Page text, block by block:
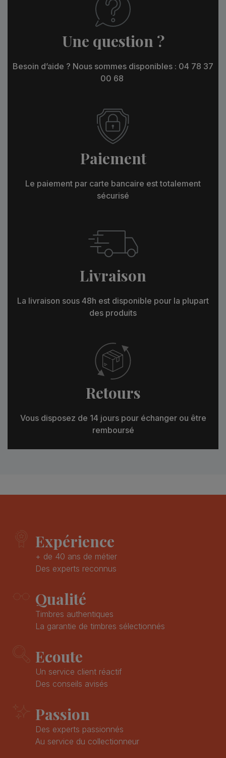
Une question ?
Besoin d’aide ? Nous sommes disponibles : 04 78 37
00 68
Paiement
Le paiement par carte bancaire est totalement
sécurisé
Livraison
La livraison sous 48h est disponible pour la plupart
des produits
Retours
Vous disposez de 14 jours pour échanger ou être
remboursé
Expérience
+ de 40 ans de métier
Des experts reconnus
Qualité
Timbres authentiques
La garantie de timbres sélectionnés
Ecoute
Un service client réactif
Des conseils avisés
Passion
Des experts passionnés
Au service du collectionneur